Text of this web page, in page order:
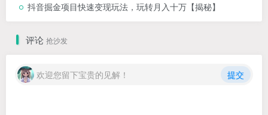
抖音掘金项目快速变现玩法，玩转月入十万【揭秘】
评论 抢沙发
欢迎您留下宝贵的见解！ 提交